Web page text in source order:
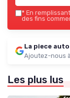
* En
des fins
La piece auto
Ajoutez-nous
Les plus lus